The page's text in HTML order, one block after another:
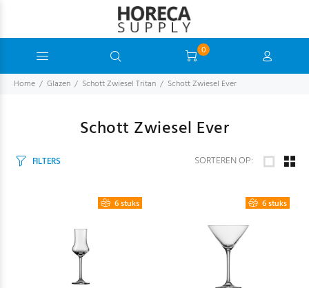
0
Home Glazen Schott Zwiesel Tritan Schott Zwiesel Ever
Schott Zwiesel Ever
FILTERS SORTEREN OP:
6 stuks 6 stuks